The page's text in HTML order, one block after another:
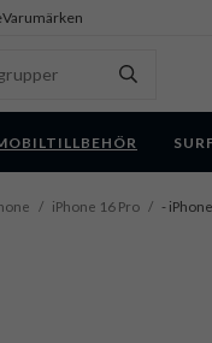
Varumärken
/ iPhone 16 Pro / -